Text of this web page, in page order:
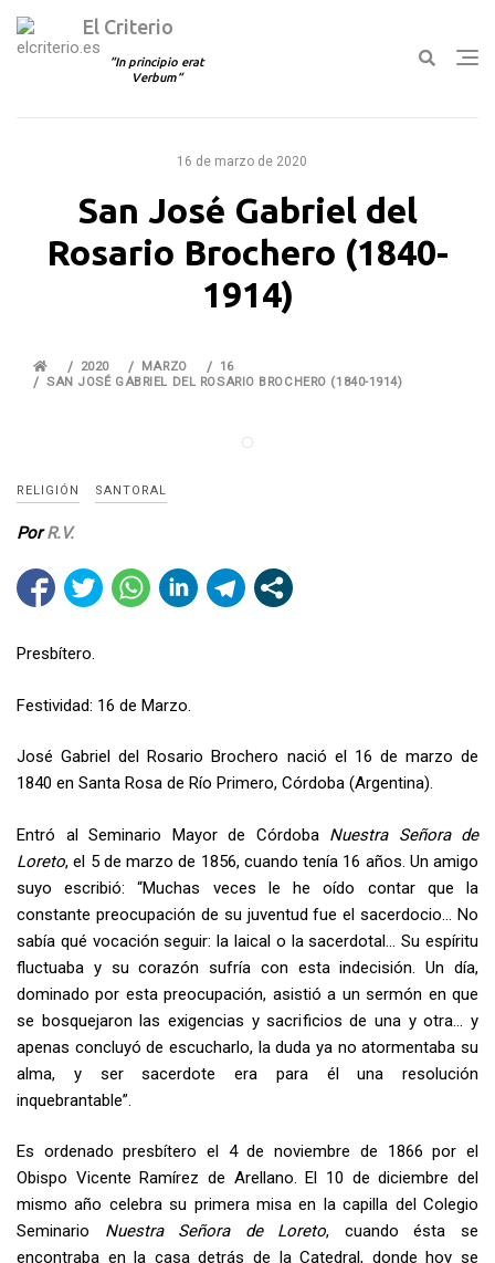
El Criterio
In principio erat
Verbum
16 de marzo de 2020
San José Gabriel del
Rosario Brochero (1840-
1914)
2020 MARZO
16
SAN JOSÉ GABRIEL DEL ROSARIO BROCHERO (1840-1914)
RELIGIÓN SANTORAL
PorR.V.
Presbítero.
Festividad: 16 de Marzo.
José Gabriel del Rosario Brochero nació el 16 de marzo de
1840 en Santa Rosa de Río Primero, Córdoba (Argentina).
Entró al Seminario Mayor de Córdoba Nuestra Señora de
Loreto, el 5 de marzo de 1856, cuando tenía 16 años. Un amigo
suyo escribió: “Muchas veces le he oído contar que la
constante preocupación de su juventud fue el sacerdocio… No
sabía qué vocación seguir: la laical o la sacerdotal… Su espíritu
fluctuaba y su corazón sufría con esta indecisión. Un día,
dominado por esta preocupación, asistió a un sermón en que
se bosquejaron las exigencias y sacrificios de una y otra… y
apenas concluyó de escucharlo, la duda ya no atormentaba su
alma, y ser sacerdote era para él una resolución
inquebrantable”.
Es ordenado presbítero el 4 de noviembre de 1866 por el
Obispo Vicente Ramírez de Arellano. El 10 de diciembre del
mismo año celebra su primera misa en la capilla del Colegio
Seminario Nuestra Señora de Loreto, cuando ésta se
encontraba en la casa detrás de la Catedral, donde hoy se